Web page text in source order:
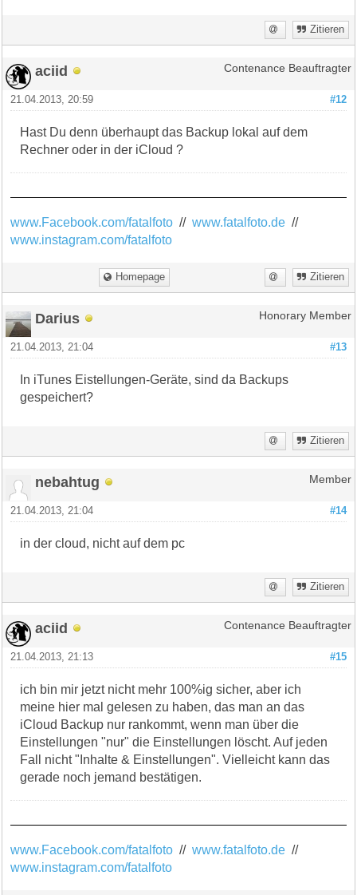
Zitieren
aciid Contenance Beauftragter
#12
21.04.2013, 20:59
Hast Du denn überhaupt das Backup lokal auf dem
Rechner oder in der iCloud ?
www.Facebook.com/fatalfoto //www.fatalfoto.de //
www.instagram.com/fatalfoto
Homepage Zitieren
Darius Honorary Member
#13
21.04.2013, 21:04
In iTunes Eistellungen-Geräte, sind da Backups
gespeichert?
Zitieren
nebahtug Member
#14
21.04.2013, 21:04
in der cloud, nicht auf dem pc
Zitieren
aciid Contenance Beauftragter
#15
21.04.2013, 21:13
ich bin mir jetzt nicht mehr 100%ig sicher, aber ich
meine hier mal gelesen zu haben, das man an das
iCloud Backup nur rankommt, wenn man über die
Einstellungen "nur" die Einstellungen löscht. Auf jeden
Fall nicht "Inhalte & Einstellungen". Vielleicht kann das
gerade noch jemand bestätigen.
www.Facebook.com/fatalfoto //www.fatalfoto.de //
www.instagram.com/fatalfoto